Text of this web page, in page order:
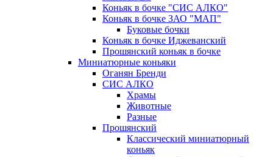
Коньяк в бочке "СИС АЛКО"
Коньяк в бочке ЗАО "МАП"
Буковые бочки
Коньяк в бочке Иджеванский
Прошянский коньяк в бочке
Миниатюрные коньяки
Оганян Бренди
СИС АЛКО
Храмы
Животные
Разные
Прошянский
Классический миниатюрный
коньяк